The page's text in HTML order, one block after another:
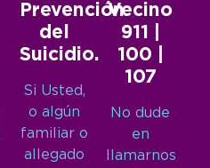
Prevención
del
Suicidio.
Si Usted,
o algún
familiar o
allegado
Vecino
911 |
100 |
107
No dude
en
llamarnos